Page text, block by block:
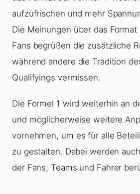
aufzufrischen und mehr
Die Meinungen über das
Fans begrüßen die zusätzliche
während andere die Tradition
Qualifyings vermissen.
Die Formel 1 wird weiterhin an
und möglicherweise weitere
vornehmen, um es für alle
zu gestalten. Dabei werden
der Fans, Teams und Fahrer